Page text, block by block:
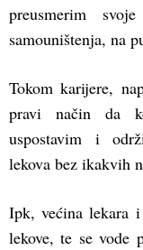
preusmerim
samouništenja, na
Tokom karijere,
pravi način da
uspostavim i
lekova bez ikakvih
Ipk, većina lekara
lekove, te se vode